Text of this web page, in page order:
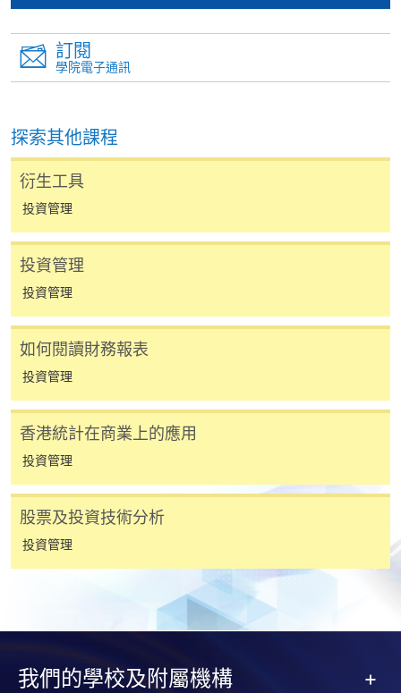
[下載報名表SF26
表格後，請連同報名費/學費以及所需證明文件親
往報名中心或以郵遞方式遞交。
報讀同一學歷頒授課程內其他單元
​學院為學歷頒授課程特設「註冊及學費通知」，適
用於一般學歷頒授課程。
課程負責人會為學員送上「註冊及學費通知」
心或以郵遞方式，遞交「通知」及繳交所需費用。
有關繳費詳情，請參閱付款方法
何疑問，請詳閱個別課程資料，或聯絡有關課程負責
課程/科目報名注意事項:
JavaScript程式瀏覽器的電腦上進行。建議選用
Google Chrome瀏覽器。
申請人不應閒置申請超過10分鐘。否則，申請人
網上報名只支援「提早報讀優惠」。如需享用其他
訂閱
學院電子通訊
探索其他課程
衍生工具
投資管理
投資管理
投資管理
如何閱讀財務報表
投資管理
香港統計在商業上的應用
投資管理
股票及投資技術分析
投資管理
我們的學校及附屬機構